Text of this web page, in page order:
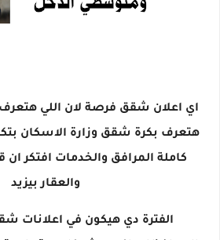
اي اعلان شقق فرصة لان اللي
هتعرف بكرة شقق وزارة الاسكان
كاملة المرافق والخدمات افتكر
والعقار بيزيد
الفترة دي هيكون في اعلانات